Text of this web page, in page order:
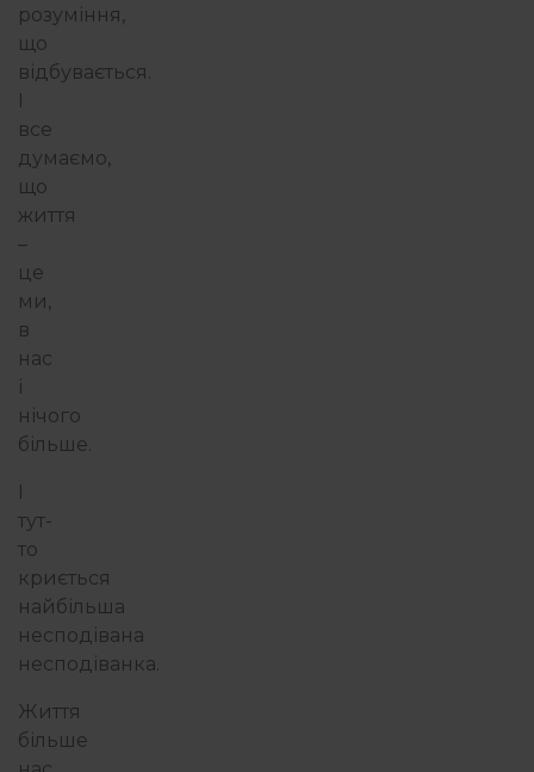
розуміння,
що
відбувається.
І
все
думаємо,
що
життя
–
це
ми,
в
нас
і
нічого
більше.
І
тут-
то
криється
найбільша
несподівана
несподіванка.
Життя
більше